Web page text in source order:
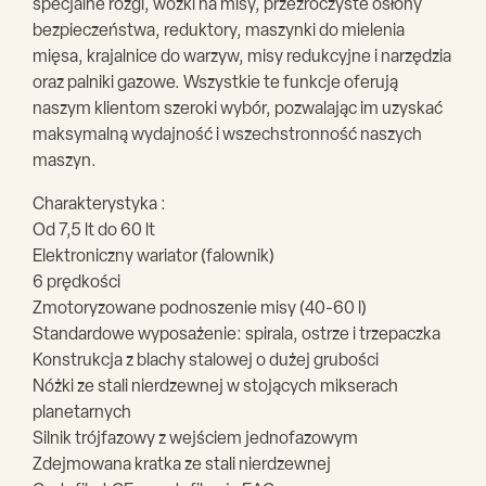
specjalne rózgi, wózki na misy, przezroczyste osłony
bezpieczeństwa, reduktory, maszynki do mielenia
mięsa, krajalnice do warzyw, misy redukcyjne i narzędzia
oraz palniki gazowe. Wszystkie te funkcje oferują
naszym klientom szeroki wybór, pozwalając im uzyskać
maksymalną wydajność i wszechstronność naszych
maszyn.
Charakterystyka :
Od 7,5 lt do 60 lt
Elektroniczny wariator (falownik)
6 prędkości
Zmotoryzowane podnoszenie misy (40-60 l)
Standardowe wyposażenie: spirala, ostrze i trzepaczka
Konstrukcja z blachy stalowej o dużej grubości
Nóżki ze stali nierdzewnej w stojących mikserach
planetarnych
Silnik trójfazowy z wejściem jednofazowym
Zdejmowana kratka ze stali nierdzewnej